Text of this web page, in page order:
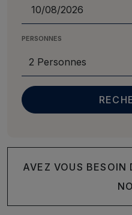
PERSONNES
AVEZ VOUS